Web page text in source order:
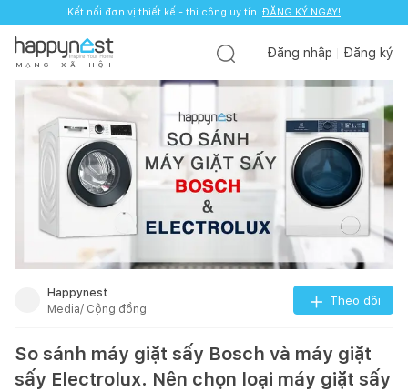
Kết nối đơn vị thiết kế - thi công uy tín. ĐĂNG KÝ NGAY!
M Ạ N G X Ã H Ộ I
Đăng nhập Đăng ký
Happynest
Media/ Cộng đồng
Theo dõi
So sánh máy giặt sấy Bosch và máy giặt
sấy Electrolux. Nên chọn loại máy giặt sấy